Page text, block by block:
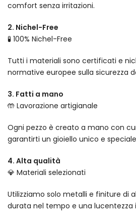
comfort senza irritazioni.
2. Nichel-Free
🧪 100% Nichel-Free
Tutti i materiali sono certificati e
normative europee sulla sicurezza
3. Fatti a mano
🤲 Lavorazione artigianale
Ogni pezzo è creato a mano con
garantirti un gioiello unico e
4. Alta qualità
💎 Materiali selezionati
Utilizziamo solo metalli e finiture di
durata nel tempo e una lucentezza